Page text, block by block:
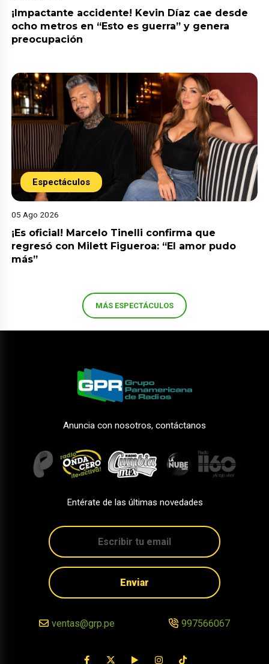
¡Impactante accidente! Kevin Díaz cae desde
ocho metros en “Esto es guerra” y genera
preocupación
Espectáculos
05 Ago 2026
¡Es oficial! Marcelo Tinelli confirma que
regresó con Milett Figueroa: “El amor pudo
más”
MÁS ESPECTÁCULOS
Anuncia con nosotros, contáctanos
Entérate de las últimas novedades
Enviar
ventas@grp.pe 997566067